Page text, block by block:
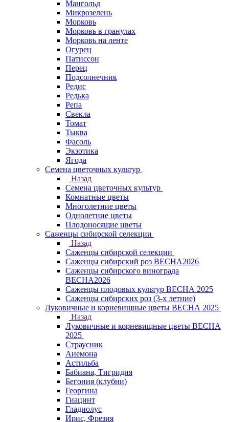
Мангольд
Микрозелень
Морковь
Морковь в гранулах
Морковь на ленте
Огурец
Патиссон
Перец
Подсолнечник
Редис
Редька
Репа
Свекла
Томат
Тыква
Фасоль
Экзотика
Ягода
Семена цветочных культур
Назад
Семена цветочных культур
Комнатные цветы
Многолетние цветы
Однолетние цветы
Плодоносящие цветы
Саженцы сибирской селекции
Назад
Саженцы сибирской селекции
Саженцы сибирский роз ВЕСНА2026
Саженцы сибирского винограда
ВЕСНА2026
Саженцы плодовых культур ВЕСНА 2025
Саженцы сибирских роз (3-х летние)
Луковичные и корневищные цветы ВЕСНА 2025
Назад
Луковичные и корневищные цветы ВЕСНА
2025
Страусник
Анемона
Астильба
Бабиана, Тигридия
Бегония (клубни)
Георгина
Гиацинт
Гладиолус
Ирис, Фрезия